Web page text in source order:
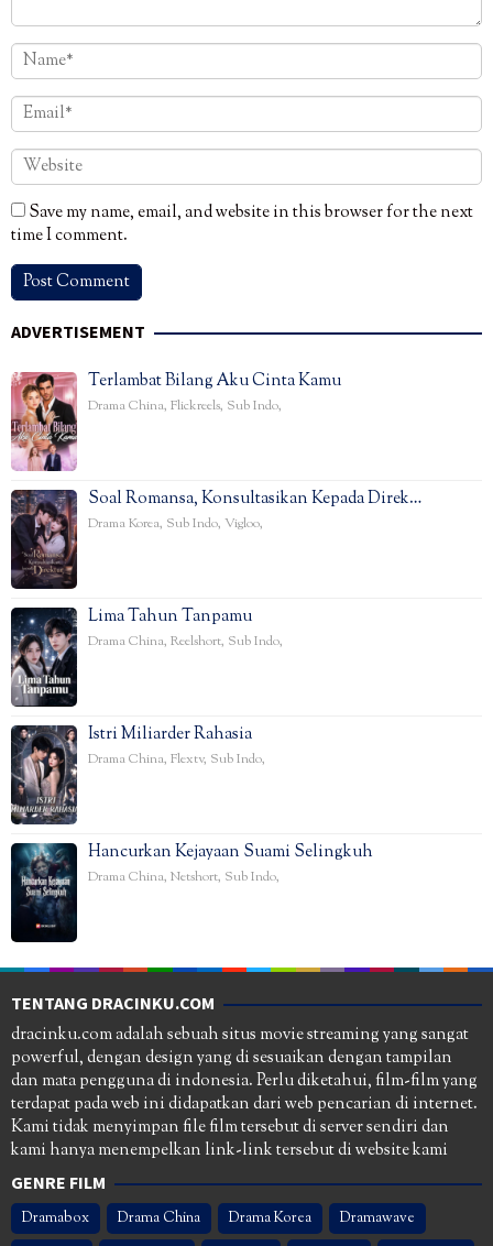
Save my name, email, and website in this browser for the next
time I comment.
ADVERTISEMENT
Terlambat Bilang Aku Cinta Kamu
Drama China, Flickreels, Sub Indo,
Soal Romansa, Konsultasikan Kepada Direk…
Drama Korea, Sub Indo, Vigloo,
Lima Tahun Tanpamu
Drama China, Reelshort, Sub Indo,
Istri Miliarder Rahasia
Drama China, Flextv, Sub Indo,
Hancurkan Kejayaan Suami Selingkuh
Drama China, Netshort, Sub Indo,
TENTANG DRACINKU.COM
dracinku.com adalah sebuah situs movie streaming yang sangat
powerful, dengan design yang di sesuaikan dengan tampilan
dan mata pengguna di indonesia. Perlu diketahui, film-film yang
terdapat pada web ini didapatkan dari web pencarian di internet.
Kami tidak menyimpan file film tersebut di server sendiri dan
kami hanya menempelkan link-link tersebut di website kami
GENRE FILM
Dramabox Drama China Drama Korea
Dramawave